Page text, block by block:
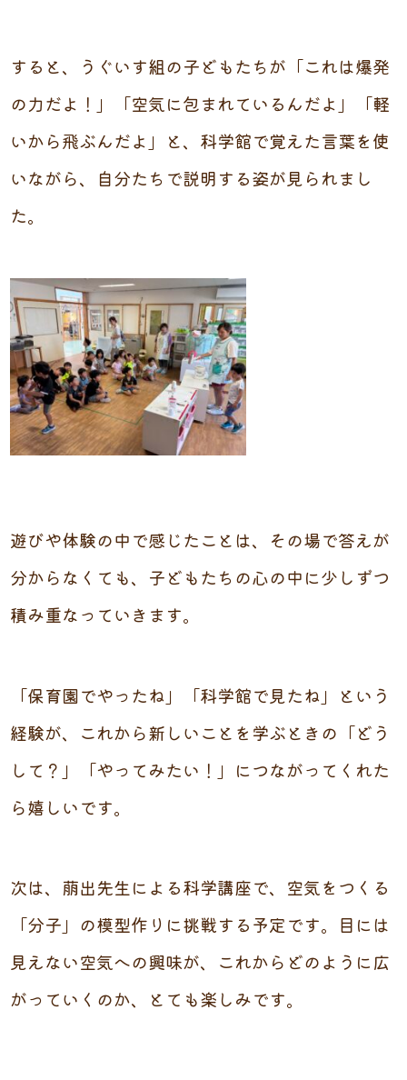
すると、うぐいす組の子どもたちが「これは爆発
の力だよ！」「空気に包まれているんだよ」「軽
いから飛ぶんだよ」と、科学館で覚えた言葉を使
いながら、自分たちで説明する姿が見られまし
た。
遊びや体験の中で感じたことは、その場で答えが
分からなくても、子どもたちの心の中に少しずつ
積み重なっていきます。
「保育園でやったね」「科学館で見たね」という
経験が、これから新しいことを学ぶときの「どう
して？」「やってみたい！」につながってくれた
ら嬉しいです。
次は、萠出先生による科学講座で、空気をつくる
「分子」の模型作りに挑戦する予定です。目には
見えない空気への興味が、これからどのように広
がっていくのか、とても楽しみです。